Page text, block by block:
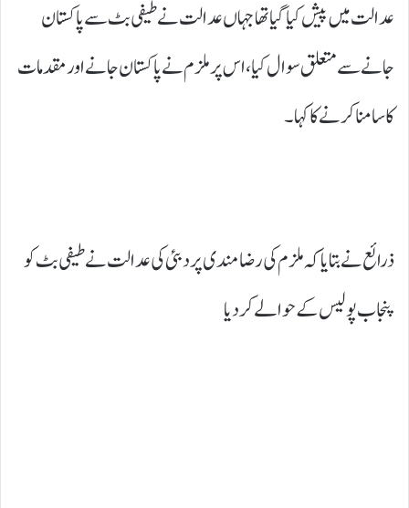
عدالت میں پیش کیا گیا تھا جہاں عدالت نے طیفی بٹ سے پاکستان
جانے سے متعلق سوال کیا، اس پر ملزم نے پاکستان جانے اور مقدمات
کا سامنا کرنے کا کہا۔
ذرائع نے بتایا کہ ملزم کی رضا مندی پر دبئی کی عدالت نے طیفی بٹ کو
پنجاب پولیس کے حوالے کردیا